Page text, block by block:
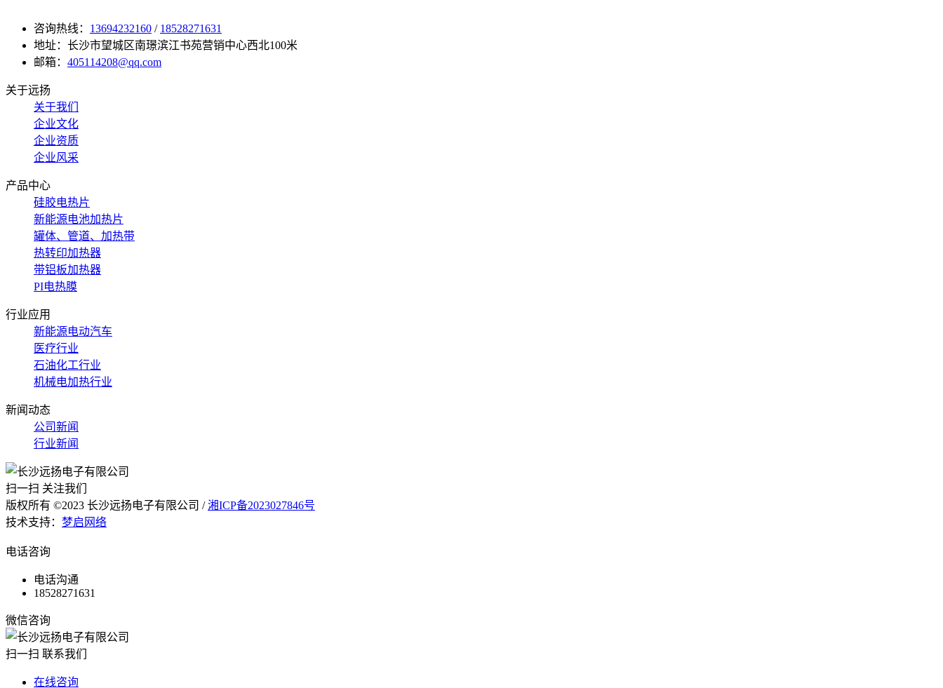
咨询热线： 13694232160 / 18528271631
地址：长沙市望城区南璟滨江书苑营销中心西北100米
邮箱： 405114208@qq.com
关于远扬
关于我们
企业文化
企业资质
企业风采
产品中心
硅胶电热片
新能源电池加热片
罐体、管道、加热带
热转印加热器
带铝板加热器
PI电热膜
行业应用
新能源电动汽车
医疗行业
石油化工行业
机械电加热行业
新闻动态
公司新闻
行业新闻
扫一扫 关注我们
版权所有 ©2023 长沙远扬电子有限公司 /湘ICP备2023027846号
技术支持： 梦启网络
电话咨询
电话沟通
18528271631
微信咨询
扫一扫 联系我们
在线咨询